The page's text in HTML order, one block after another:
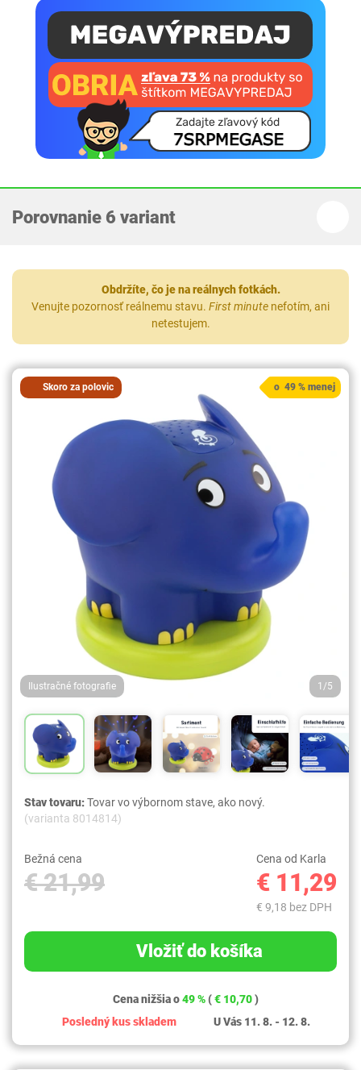
Porovnanie 6 variant
Obdržíte, čo je na reálnych fotkách.
Venujte pozornosť reálnemu stavu. First minute nefotím, ani
netestujem.
Skoro za polovic
Ilustračné fotografie 1/5
o 49 % menej
Stav tovaru:Tovar vo výbornom stave, ako nový.
(varianta 8014814)
Bežná cena
€ 21,99
Cena od Karla
€ 11,29
€ 9,18 bez DPH
Vložiť do košíka
Cena nižšia o49 % (€ 10,70)
Posledný kus skladem
U Vás 11. 8. - 12. 8.